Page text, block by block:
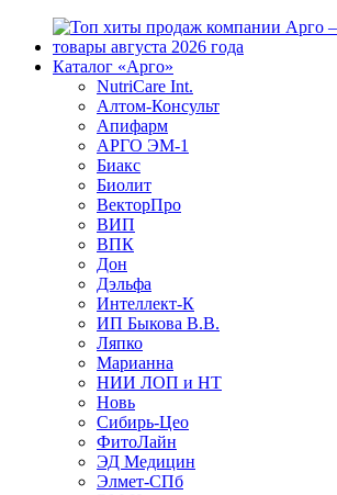
Каталог «Арго»
NutriCare Int.
Алтом-Консульт
Апифарм
АРГО ЭМ-1
Биакс
Биолит
ВекторПро
ВИП
ВПК
Дон
Дэльфа
Интеллект-К
ИП Быкова В.В.
Ляпко
Марианна
НИИ ЛОП и НТ
Новь
Сибирь-Цео
ФитоЛайн
ЭД Медицин
Элмет-СПб